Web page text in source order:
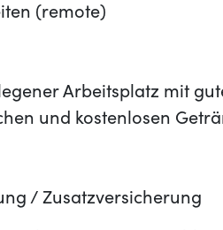
(remote)
Arbeitsplatz mit
und kostenlosen
/ Zusatzversicherung